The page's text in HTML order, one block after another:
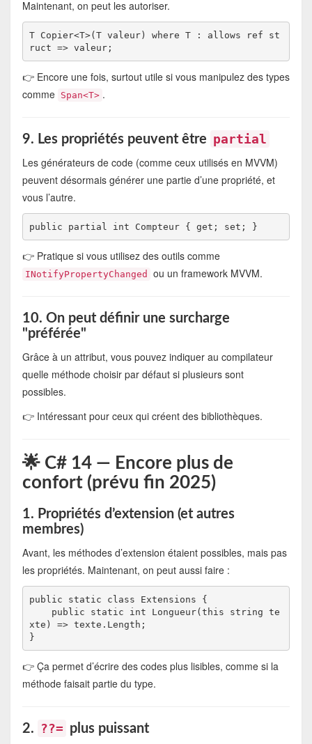
Maintenant, on peut les autoriser.
T Copier<T>(T valeur) where T : allows ref st
👉 Encore une fois, surtout utile si vous manipulez des types
comme Span<T> .
9. Les propriétés peuvent être partial
Les générateurs de code (comme ceux utilisés en MVVM)
peuvent désormais générer une partie d’une propriété, et
vous l’autre.
👉 Pratique si vous utilisez des outils comme
INotifyPropertyChanged ou un framework MVVM.
10. On peut définir une surcharge
"préférée"
Grâce à un attribut, vous pouvez indiquer au compilateur
quelle méthode choisir par défaut si plusieurs sont
possibles.
👉 Intéressant pour ceux qui créent des bibliothèques.
🌟 C# 14 — Encore plus de
confort (prévu fin 2025)
1. Propriétés d’extension (et autres
membres)
Avant, les méthodes d’extension étaient possibles, mais pas
les propriétés. Maintenant, on peut aussi faire :
public static class Extensions {
xte) => texte.Length;
👉 Ça permet d’écrire des codes plus lisibles, comme si la
méthode faisait partie du type.
2. ??= plus puissant